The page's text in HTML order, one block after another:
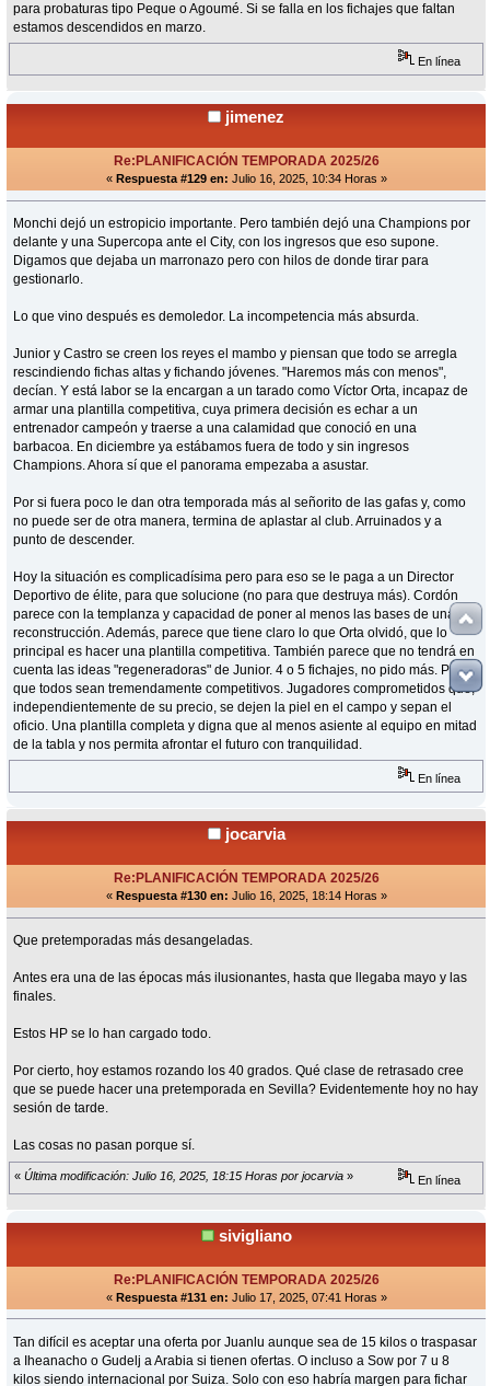
para probaturas tipo Peque o Agoumé. Si se falla en los fichajes que faltan
estamos descendidos en marzo.
En línea
jimenez
Re:PLANIFICACIÓN TEMPORADA 2025/26
« Respuesta #129 en: Julio 16, 2025, 10:34 Horas »
Monchi dejó un estropicio importante. Pero también dejó una Champions por
delante y una Supercopa ante el City, con los ingresos que eso supone.
Digamos que dejaba un marronazo pero con hilos de donde tirar para
gestionarlo.
Lo que vino después es demoledor. La incompetencia más absurda.
Junior y Castro se creen los reyes el mambo y piensan que todo se arregla
rescindiendo fichas altas y fichando jóvenes. "Haremos más con menos",
decían. Y está labor se la encargan a un tarado como Víctor Orta, incapaz de
armar una plantilla competitiva, cuya primera decisión es echar a un
entrenador campeón y traerse a una calamidad que conoció en una
barbacoa. En diciembre ya estábamos fuera de todo y sin ingresos
Champions. Ahora sí que el panorama empezaba a asustar.
Por si fuera poco le dan otra temporada más al señorito de las gafas y, como
no puede ser de otra manera, termina de aplastar al club. Arruinados y a
punto de descender.
Hoy la situación es complicadísima pero para eso se le paga a un Director
Deportivo de élite, para que solucione (no para que destruya más). Cordón
parece con la templanza y capacidad de poner al menos las bases de una
reconstrucción. Además, parece que tiene claro lo que Orta olvidó, que lo
principal es hacer una plantilla competitiva. También parece que no tendrá en
cuenta las ideas "regeneradoras" de Junior. 4 o 5 fichajes, no pido más. Pero
que todos sean tremendamente competitivos. Jugadores comprometidos que,
independientemente de su precio, se dejen la piel en el campo y sepan el
oficio. Una plantilla completa y digna que al menos asiente al equipo en mitad
de la tabla y nos permita afrontar el futuro con tranquilidad.
En línea
jocarvia
Re:PLANIFICACIÓN TEMPORADA 2025/26
« Respuesta #130 en: Julio 16, 2025, 18:14 Horas »
Que pretemporadas más desangeladas.
Antes era una de las épocas más ilusionantes, hasta que llegaba mayo y las
finales.
Estos HP se lo han cargado todo.
Por cierto, hoy estamos rozando los 40 grados. Qué clase de retrasado cree
que se puede hacer una pretemporada en Sevilla? Evidentemente hoy no hay
sesión de tarde.
Las cosas no pasan porque sí.
« Última modificación: Julio 16, 2025, 18:15 Horas por jocarvia » En línea
sivigliano
Re:PLANIFICACIÓN TEMPORADA 2025/26
« Respuesta #131 en: Julio 17, 2025, 07:41 Horas »
Tan difícil es aceptar una oferta por Juanlu aunque sea de 15 kilos o traspasar
a Iheanacho o Gudelj a Arabia si tienen ofertas. O incluso a Sow por 7 u 8
kilos siendo internacional por Suiza. Solo con eso habría margen para fichar